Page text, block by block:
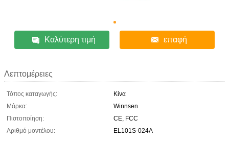
Καλύτερη τιμή επαφή
Λεπτομέρειες
Τόπος καταγωγής:
Κίνα
Μάρκα:
Winnsen
Πιστοποίηση:
CE, FCC
Αριθμό μοντέλου:
EL101S-024A